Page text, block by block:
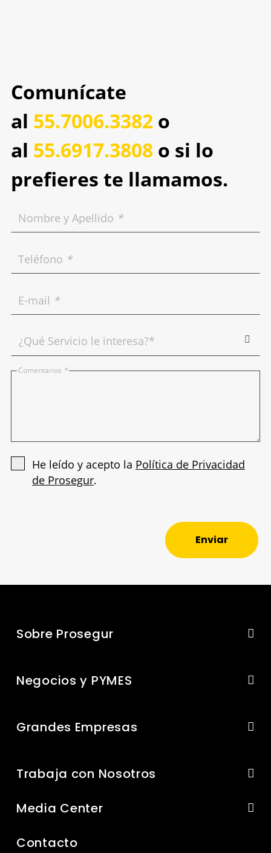
Comunícate
al 55.7006.3382 o
al 55.6917.3808 o si lo
prefieres te llamamos.
Nombre y Apellido *
Teléfono *
E-mail *
Comentarios *
He leído y acepto la Política de Privacidad
de Prosegur.
Enviar
Sobre Prosegur
Negocios y PYMES
Grandes Empresas
Trabaja con Nosotros
Media Center
Contacto